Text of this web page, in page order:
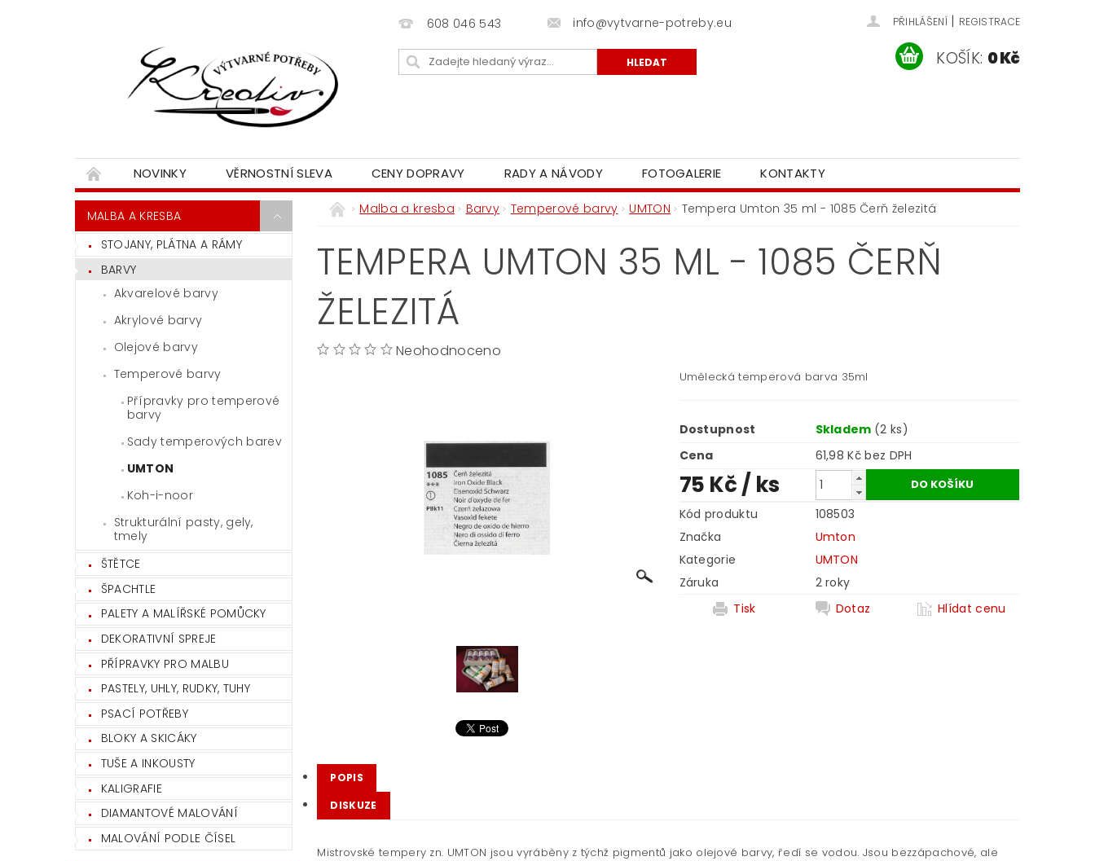
608 046 543 info@vytvarne-potreby.eu PŘIHLÁŠENÍ | REGISTRACE
KOŠÍK: 0 Kč
NOVINKY VĚRNOSTNÍ SLEVA CENY DOPRAVY RADY A NÁVODY FOTOGALERIE KONTAKTY
MALBA A KRESBA
STOJANY, PLÁTNA A RÁMY
BARVY
Akvarelové barvy
Akrylové barvy
Olejové barvy
Temperové barvy
Přípravky pro temperové
barvy
Sady temperových barev
UMTON
Koh-i-noor
Strukturální pasty, gely,
tmely
ŠTĚTCE
ŠPACHTLE
PALETY A MALÍŘSKÉ POMŮCKY
DEKORATIVNÍ SPREJE
PŘÍPRAVKY PRO MALBU
PASTELY, UHLY, RUDKY, TUHY
PSACÍ POTŘEBY
BLOKY A SKICÁKY
TUŠE A INKOUSTY
KALIGRAFIE
DIAMANTOVÉ MALOVÁNÍ
MALOVÁNÍ PODLE ČÍSEL
Malba a kresba Barvy Temperové barvy UMTON Tempera Umton 35 ml - 1085 Čerň železitá
TEMPERA UMTON 35 ML - 1085 ČERŇ
ŽELEZITÁ
Neohodnoceno
Umělecká temperová barva 35ml
Dostupnost Skladem (2 ks)
Cena
61,98 Kč bez DPH
75 Kč/ ks
Kód produktu
108503
Značka
Umton
Kategorie
UMTON
Záruka
2 roky
Tisk
Dotaz Hlídat cenu
POPIS
DISKUZE
Mistrovské tempery zn. UMTON jsou vyráběny z týchž pigmentů jako olejové barvy, ředí se vodou. Jsou bezzápachové, ale